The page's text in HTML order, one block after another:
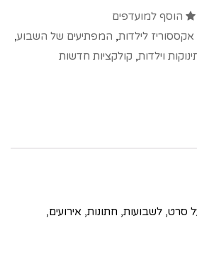
הוסף למועדפים
אקססוריז לילדות, המפתיעים של השבוע,
וילדות, קולקציות חדשות
סרט, לשבועות, חתונות, אירועים,